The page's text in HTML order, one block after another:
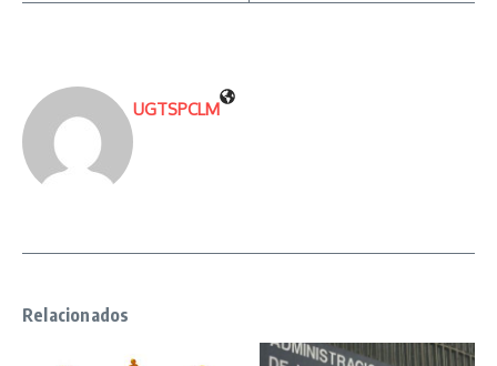
UGTSPCLM
Relacionados